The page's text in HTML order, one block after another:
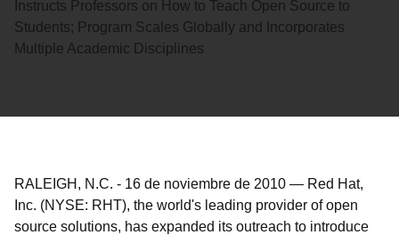
Instructs Professors on How to Teach Open Source to
Students; Program Scales Globally and Incorporates
Multiple Academic Disciplines
RALEIGH, N.C. - 16 de noviembre de 2010 — Red Hat,
Inc. (NYSE: RHT), the world's leading provider of open
source solutions, has expanded its outreach to introduce